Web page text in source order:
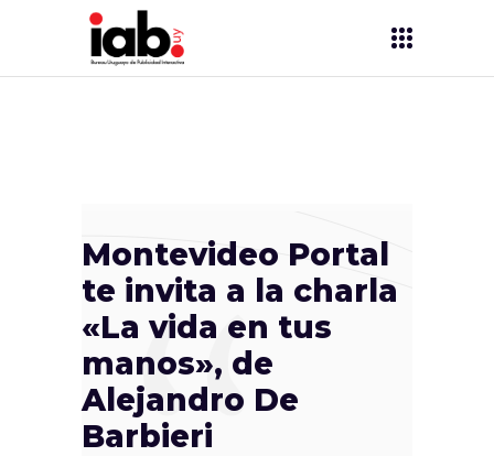
Montevideo Portal
te invita a la charla
«La vida en tus
manos», de
Alejandro De
Barbieri